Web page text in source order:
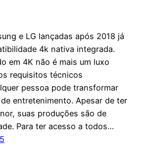
e LG lançadas após 2018 já
4k nativa integrada.
em 4K não é mais um luxo
requisitos técnicos
pessoa pode transformar
entretenimento. Apesar de ter
suas produções são de
Para ter acesso a todos…